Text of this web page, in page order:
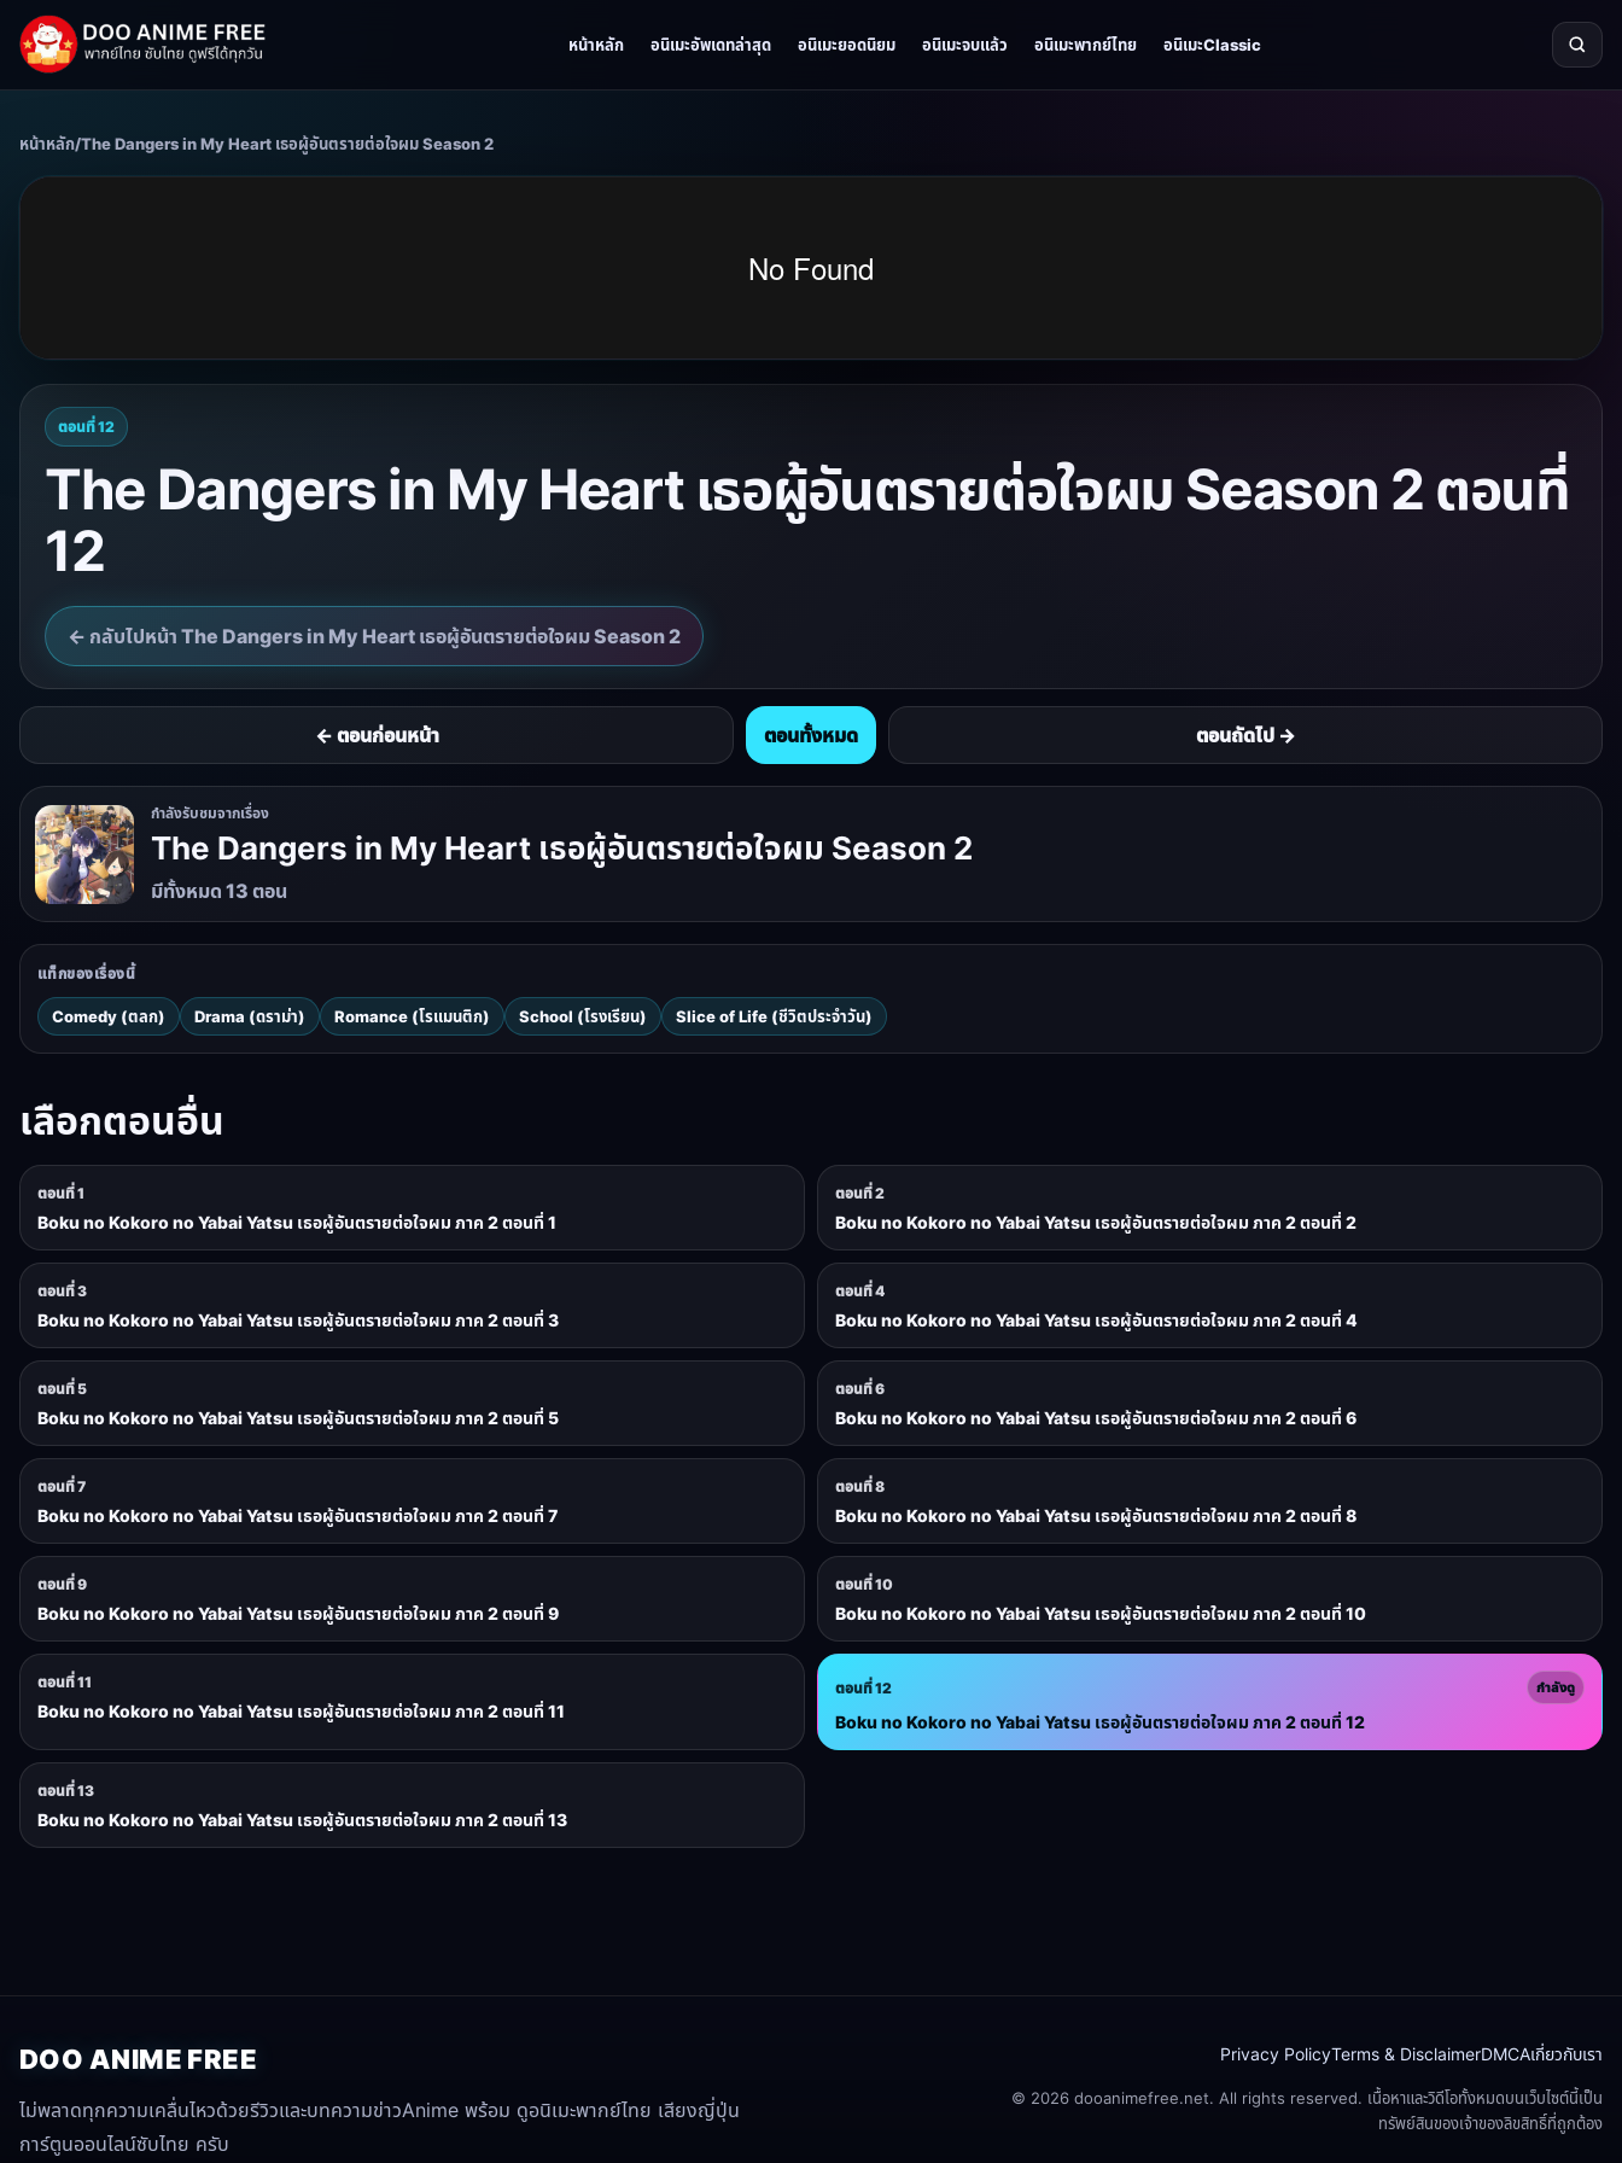
หน้าหลัก อนิเมะอัพเดทล่าสุด อนิเมะยอดนิยม อนิเมะจบแล้ว อนิเมะพากย์ไทย อนิเมะClassic
หน้าหลัก/The Dangers in My Heart เธอผู้อันตรายต่อใจผม Season 2
ตอนที่ 12
The Dangers in My Heart เธอผู้อันตรายต่อใจผม Season 2 ตอนที่
12
← กลับไปหน้า The Dangers in My Heart เธอผู้อันตรายต่อใจผม Season 2
← ตอนก่อนหน้า ตอนทั้งหมด ตอนถัดไป →
กำลังรับชมจากเรื่อง
The Dangers in My Heart เธอผู้อันตรายต่อใจผม Season 2
มีทั้งหมด 13 ตอน
แท็กของเรื่องนี้
Comedy (ตลก) Drama (ดราม่า) Romance (โรแมนติก) School (โรงเรียน) Slice of Life (ชีวิตประจำวัน)
เลือกตอนอื่น
ตอนที่ 1
Boku no Kokoro no Yabai Yatsu เธอผู้อันตรายต่อใจผม ภาค 2 ตอนที่ 1
ตอนที่ 2
Boku no Kokoro no Yabai Yatsu เธอผู้อันตรายต่อใจผม ภาค 2 ตอนที่ 2
ตอนที่ 3
Boku no Kokoro no Yabai Yatsu เธอผู้อันตรายต่อใจผม ภาค 2 ตอนที่ 3
ตอนที่ 4
Boku no Kokoro no Yabai Yatsu เธอผู้อันตรายต่อใจผม ภาค 2 ตอนที่ 4
ตอนที่ 5
Boku no Kokoro no Yabai Yatsu เธอผู้อันตรายต่อใจผม ภาค 2 ตอนที่ 5
ตอนที่ 6
Boku no Kokoro no Yabai Yatsu เธอผู้อันตรายต่อใจผม ภาค 2 ตอนที่ 6
ตอนที่ 7
Boku no Kokoro no Yabai Yatsu เธอผู้อันตรายต่อใจผม ภาค 2 ตอนที่ 7
ตอนที่ 8
Boku no Kokoro no Yabai Yatsu เธอผู้อันตรายต่อใจผม ภาค 2 ตอนที่ 8
ตอนที่ 9
Boku no Kokoro no Yabai Yatsu เธอผู้อันตรายต่อใจผม ภาค 2 ตอนที่ 9
ตอนที่ 10
Boku no Kokoro no Yabai Yatsu เธอผู้อันตรายต่อใจผม ภาค 2 ตอนที่ 10
ตอนที่ 11
Boku no Kokoro no Yabai Yatsu เธอผู้อันตรายต่อใจผม ภาค 2 ตอนที่ 11
ตอนที่ 12 กำลังดู
Boku no Kokoro no Yabai Yatsu เธอผู้อันตรายต่อใจผม ภาค 2 ตอนที่ 12
ตอนที่ 13
Boku no Kokoro no Yabai Yatsu เธอผู้อันตรายต่อใจผม ภาค 2 ตอนที่ 13
DOO ANIME FREE
ไม่พลาดทุกความเคลื่นไหวด้วยรีวิวและบทความข่าวAnime พร้อม ดูอนิเมะพากย์ไทย เสียงญี่ปุ่น
การ์ตูนออนไลน์ซับไทย ครับ
Privacy PolicyTerms & DisclaimerDMCAเกี่ยวกับเรา
© 2026 dooanimefree.net. All rights reserved. เนื้อหาและวิดีโอทั้งหมดบนเว็บไซต์นี้เป็น
ทรัพย์สินของเจ้าของลิขสิทธิ์ที่ถูกต้อง